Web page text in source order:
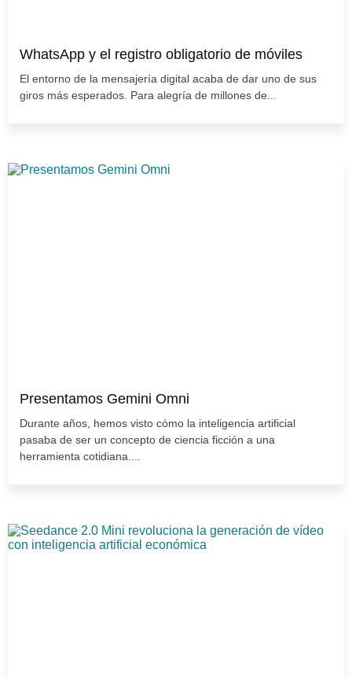
WhatsApp y el registro obligatorio de móviles
El entorno de la mensajería digital acaba de dar uno de sus
giros más esperados. Para alegría de millones de...
Presentamos Gemini Omni
Durante años, hemos visto cómo la inteligencia artificial
pasaba de ser un concepto de ciencia ficción a una
herramienta cotidiana....